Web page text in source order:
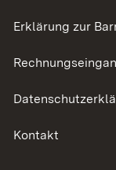
Erklärung zur
Kontakt